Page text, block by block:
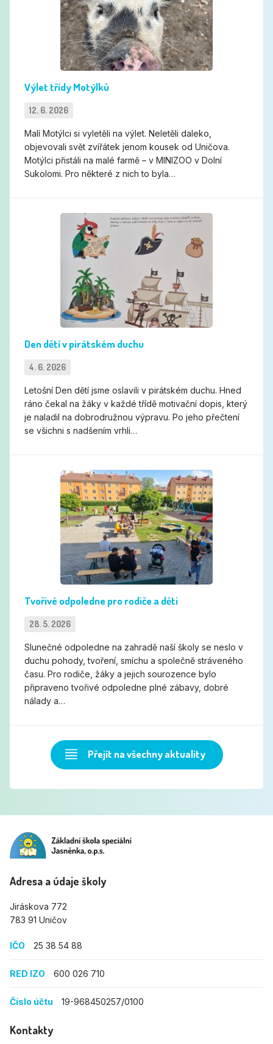
Výlet třídy Motýlků
12. 6. 2026
Malí Motýlci si vyletěli na výlet. Neletěli daleko,
objevovali svět zvířátek jenom kousek od Uničova.
Motýlci přistáli na malé farmě – v MINIZOO v Dolní
Sukolomi. Pro některé z nich to byla…
Den dětí v pirátském duchu
Den dětí v pirátském duchu
4. 6. 2026
Letošní Den dětí jsme oslavili v pirátském duchu. Hned
ráno čekal na žáky v každé třídě motivační dopis, který
je naladil na dobrodružnou výpravu. Po jeho přečtení
se všichni s nadšením vrhli…
Tvořivé odpoledne pro rodiče a děti
Tvořivé odpoledne pro rodiče a děti
28. 5. 2026
Slunečné odpoledne na zahradě naší školy se neslo v
duchu pohody, tvoření, smíchu a společně stráveného
času. Pro rodiče, žáky a jejich sourozence bylo
připraveno tvořivé odpoledne plné zábavy, dobré
nálady a…
Přejít na všechny aktuality
Adresa a údaje školy
Jiráskova 772
783 91 Uničov
IČO 25 38 54 88
RED IZO 600 026 710
Číslo účtu 19-968450257/0100
Kontakty